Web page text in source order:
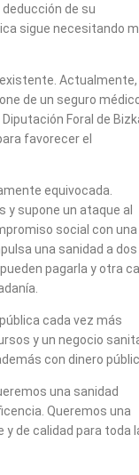
de su
sigue necesitando
Actualmente,
de un seguro
Foral de
favorecer el
equivocada.
supone un ataque al
social con una
una sanidad a dos
pagarla y otra
cada vez más
y un negocio
con dinero
una sanidad
Queremos una
y de calidad para toda